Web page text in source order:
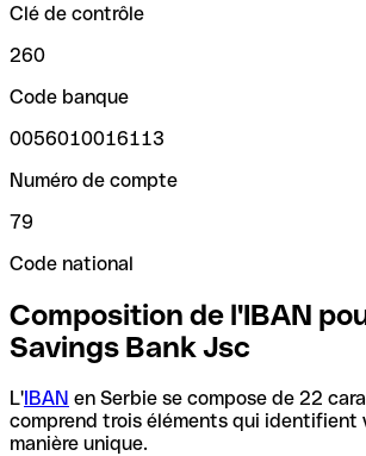
Clé de contrôle
260
Code banque
0056010016113
Numéro de compte
79
Code national
Composition de l'IBAN
Savings Bank Jsc
L'IBAN en Serbie se compose de 22
comprend trois éléments qui identifient
manière unique.